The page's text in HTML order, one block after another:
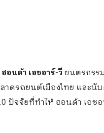
ฮอนด้า เอชอาร์-วียนตรกรร
ดรถยนต์เมืองไทย และนั
ปัจจัยที่ทำให้ ฮอนด้า เอชอ